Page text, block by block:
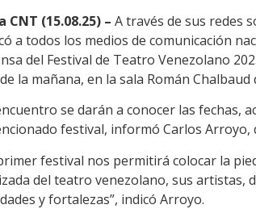
CNT (15.08.25) – A través de sus redes
a todos los medios de comunicación
del Festival de Teatro Venezolano
la mañana, en la sala Román
se darán a conocer las fechas,
festival, informó Carlos Arroyo,
festival nos permitirá colocar la
del teatro venezolano, sus artistas,
y fortalezas”, indicó Arroyo.